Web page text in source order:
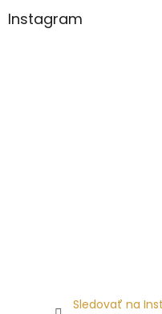
Instagram
Sledovať na